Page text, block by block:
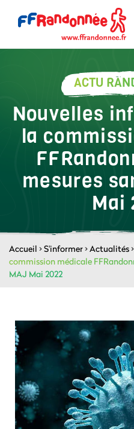
ACTU
Nouvelles
la
mesures
Mai
Accueil >S'informer>Actualités>
commission médicale
MAJ Mai 2022